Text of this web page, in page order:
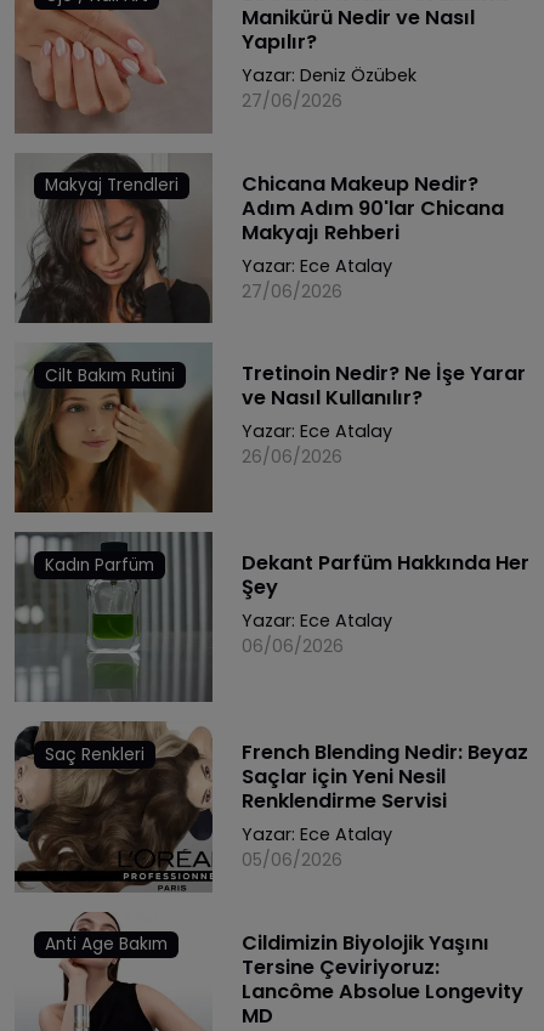
Manikürü Nedir ve Nasıl
Yapılır?
Yazar: Deniz Özübek
27/06/2026
Makyaj Trendleri
Chicana Makeup Nedir?
Adım Adım 90'lar Chicana
Makyajı Rehberi
Yazar: Ece Atalay
27/06/2026
Cilt Bakım Rutini
Tretinoin Nedir? Ne İşe Yarar
ve Nasıl Kullanılır?
Yazar: Ece Atalay
26/06/2026
Kadın Parfüm
Dekant Parfüm Hakkında Her
Şey
Yazar: Ece Atalay
06/06/2026
Saç Renkleri
French Blending Nedir: Beyaz
Saçlar için Yeni Nesil
Renklendirme Servisi
Yazar: Ece Atalay
05/06/2026
Anti Age Bakım
Cildimizin Biyolojik Yaşını
Tersine Çeviriyoruz:
Lancôme Absolue Longevity
MD